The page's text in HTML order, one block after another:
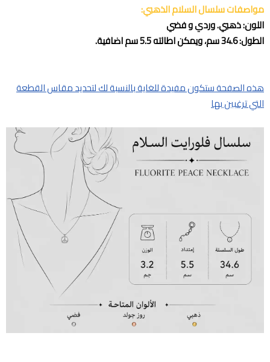
مواصفات سلسال السلام الذهبي:
اللون: ذهبي. وردي و فضي
الطول: 34.6 سم، ويمكن اطالته 5.5 سم اضافية.
هذه الصفحة ستكون مفيدة للغاية بالنسبة لك لتحديد مقاس القطعة
التي ترغبين بها